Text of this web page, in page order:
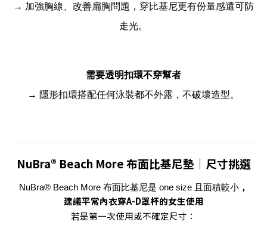
→ 加強胸線、改善扁胸問題，穿比基尼更有份量感還可防
走光。
需要透明扣環不穿幫者
→ 隱形扣環搭配任何泳裝都不外露，不破壞造型。
NuBra® Beach More 布面比基尼墊｜尺寸挑選
NuBra® Beach More 布面比基尼是 one size 且面積較小 ，
建議平常內衣穿A-D罩杯的女生使用
若是第一次使用或不確定尺寸：